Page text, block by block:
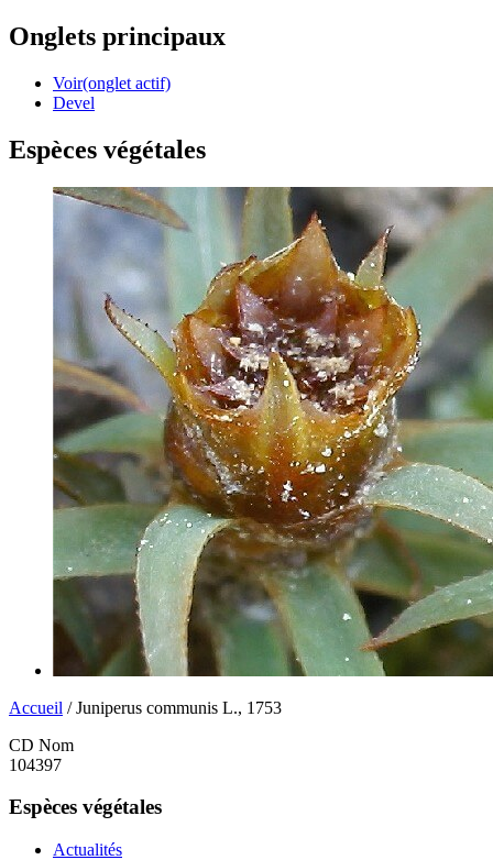
Onglets principaux
Voir(onglet actif)
Devel
Espèces végétales
Accueil / Juniperus communis L., 1753
CD Nom
104397
Espèces végétales
Actualités